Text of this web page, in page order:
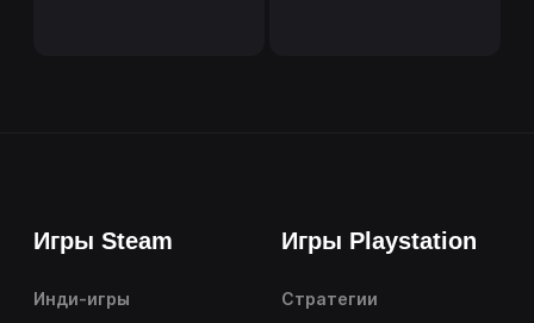
Игры Steam
Инди-игры
Игры Playstation
Стратегии